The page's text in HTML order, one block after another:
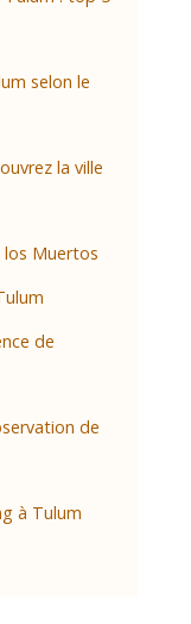
selon le
la ville
los Muertos
de
de
à Tulum